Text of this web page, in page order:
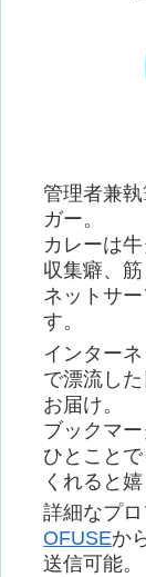
管理者兼
ガー。
カレーは牛
収集癖、
ネットサ
す。
インター
で漂流し
お届け。
ブックマー
ひとこと
くれると嬉
詳細なプ
OFUSEか
送信可能。